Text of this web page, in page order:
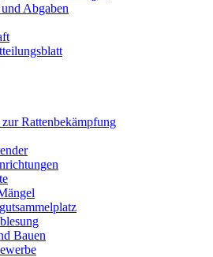
Abgaben
Rattenbekämpfung
Bauen